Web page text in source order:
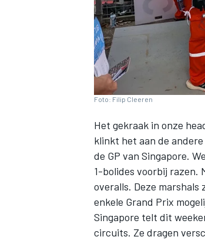
WEC
Foto: Filip Cleeren
Het gekraak in onze
klinkt het aan de
de GP van Singapore.
1-bolides voorbij razen.
overalls. Deze
enkele Grand Prix
Singapore telt dit
circuits. Ze dragen